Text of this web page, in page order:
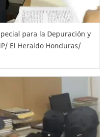
para la Depuración y
El Heraldo Honduras/